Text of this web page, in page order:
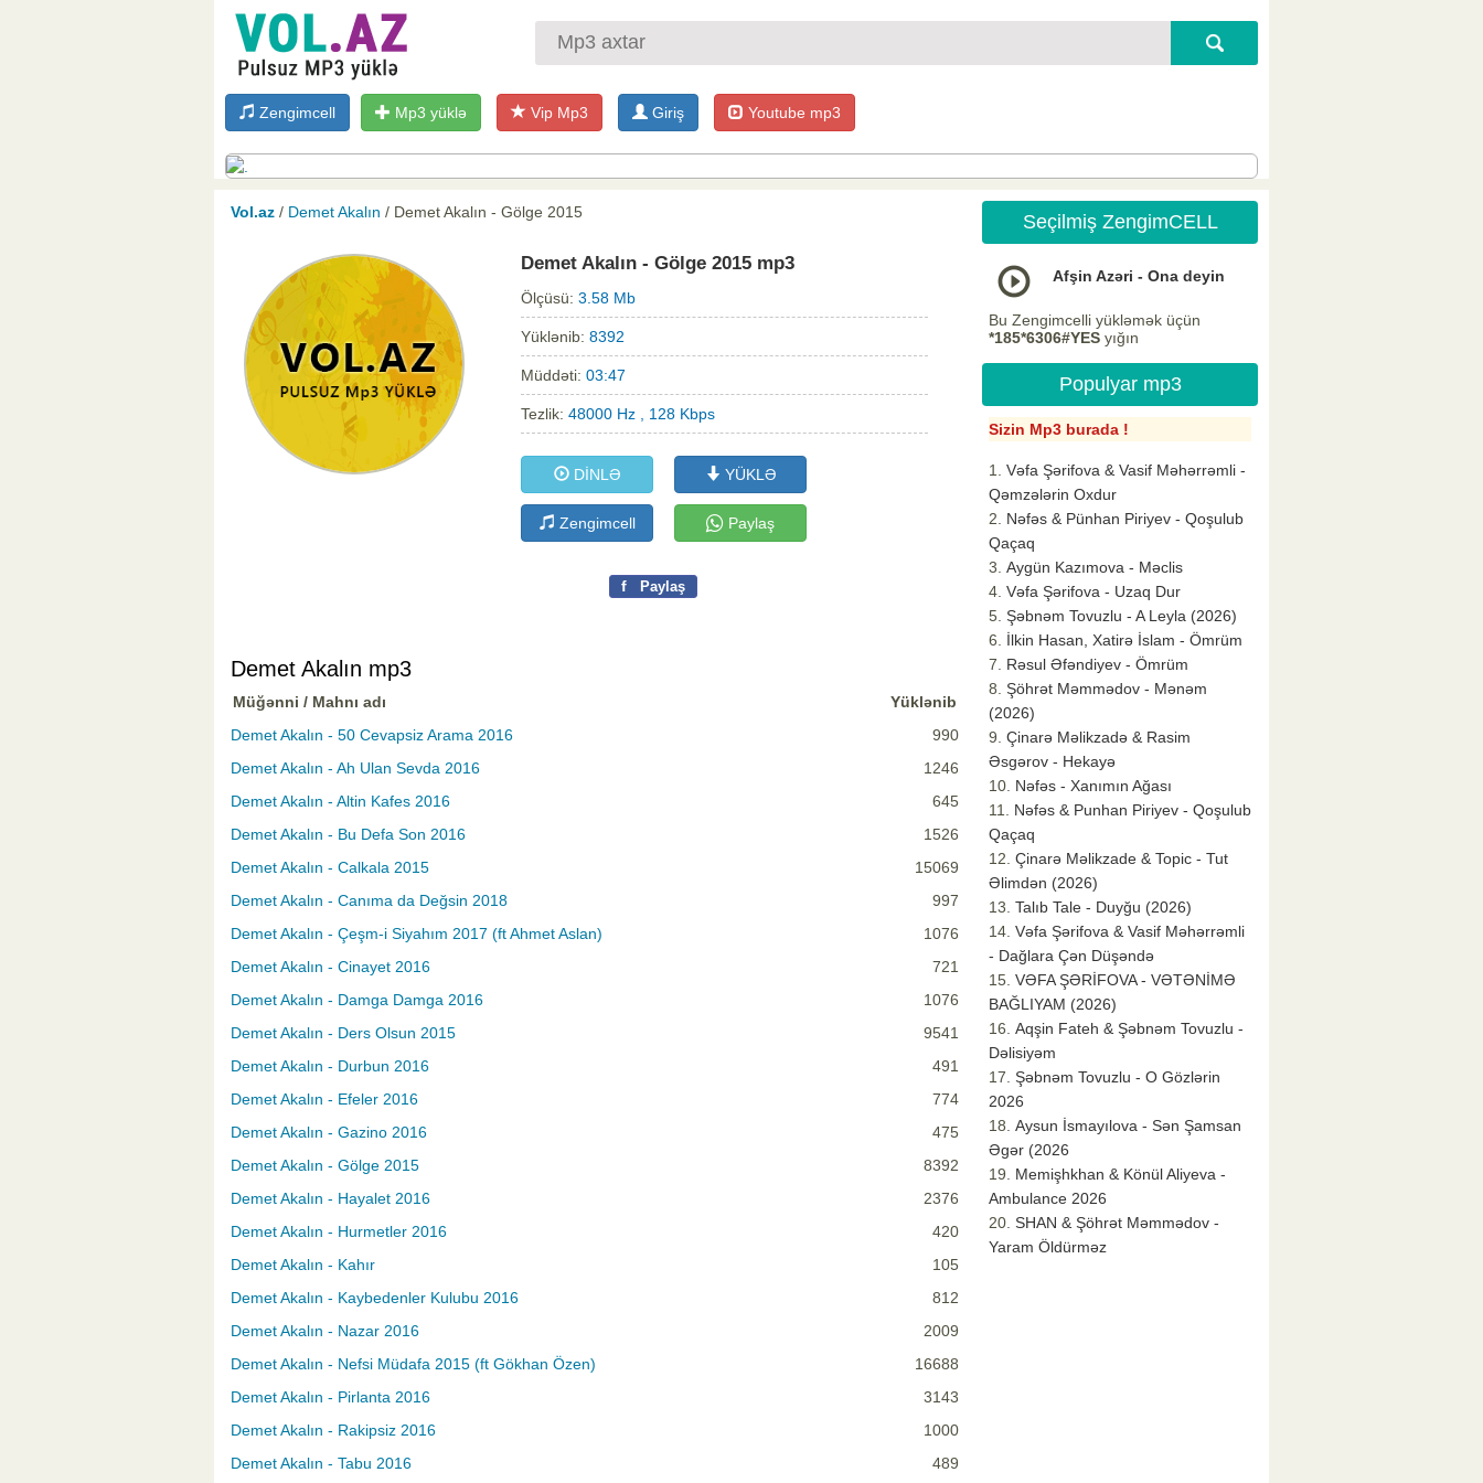
Zengimcell Mp3 yüklə Vip Mp3 Giriş Youtube mp3
Vol.az / Demet Akalın / Demet Akalın - Gölge 2015
Demet Akalın - Gölge 2015 mp3
Ölçüsü: 3.58 Mb
Yüklənib: 8392
Müddəti: 03:47
Tezlik: 48000 Hz , 128 Kbps
DİNLƏ YÜKLƏ
Zengimcell Paylaş
f Paylaş
Demet Akalın mp3
Müğənni / Mahnı adı
Yüklənib
Demet Akalın - 50 Cevapsiz Arama 2016
990
Demet Akalın - Ah Ulan Sevda 2016
1246
Demet Akalın - Altin Kafes 2016
645
Demet Akalın - Bu Defa Son 2016
1526
Demet Akalın - Calkala 2015
15069
Demet Akalın - Canıma da Değsin 2018
997
Demet Akalın - Çeşm-i Siyahım 2017 (ft Ahmet Aslan)
1076
Demet Akalın - Cinayet 2016
721
Demet Akalın - Damga Damga 2016
1076
Demet Akalın - Ders Olsun 2015
9541
Demet Akalın - Durbun 2016
491
Demet Akalın - Efeler 2016
774
Demet Akalın - Gazino 2016
475
Demet Akalın - Gölge 2015
8392
Demet Akalın - Hayalet 2016
2376
Demet Akalın - Hurmetler 2016
420
Demet Akalın - Kahır
105
Demet Akalın - Kaybedenler Kulubu 2016
812
Demet Akalın - Nazar 2016
2009
Demet Akalın - Nefsi Müdafa 2015 (ft Gökhan Özen)
16688
Demet Akalın - Pirlanta 2016
3143
Demet Akalın - Rakipsiz 2016
1000
Demet Akalın - Tabu 2016
489
Seçilmiş ZengimCELL
Afşin Azəri - Ona deyin
Bu Zengimcelli yükləmək üçün
*185*6306#YES yığın
Populyar mp3
Sizin Mp3 burada !
Vəfa Şərifova & Vasif Məhərrəmli -
Qəmzələrin Oxdur
Nəfəs & Pünhan Piriyev - Qoşulub
Qaçaq
Aygün Kazımova - Məclis
Vəfa Şərifova - Uzaq Dur
Şəbnəm Tovuzlu - A Leyla (2026)
İlkin Hasan, Xatirə İslam - Ömrüm
Rəsul Əfəndiyev - Ömrüm
Şöhrət Məmmədov - Mənəm
(2026)
Çinarə Məlikzadə & Rasim
Əsgərov - Hekayə
Nəfəs - Xanımın Ağası
Nəfəs & Punhan Piriyev - Qoşulub
Qaçaq
Çinarə Məlikzade & Topic - Tut
Əlimdən (2026)
Talıb Tale - Duyğu (2026)
Vəfa Şərifova & Vasif Məhərrəmli
- Dağlara Çən Düşəndə
VƏFA ŞƏRİFOVA - VƏTƏNİMƏ
BAĞLIYAM (2026)
Aqşin Fateh & Şəbnəm Tovuzlu -
Dəlisiyəm
Şəbnəm Tovuzlu - O Gözlərin
2026
Aysun İsmayılova - Sən Şamsan
Əgər (2026
Memişhkhan & Könül Aliyeva -
Ambulance 2026
SHAN & Şöhrət Məmmədov -
Yaram Öldürməz